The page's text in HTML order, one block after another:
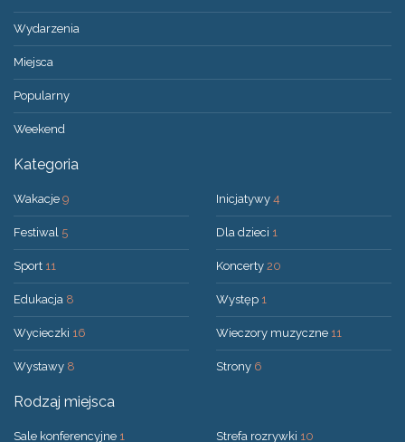
Wydarzenia
Miejsca
Popularny
Weekend
Kategoria
Wakacje 9
Festiwal 5
Sport 11
Edukacja 8
Wycieczki 16
Wystawy 8
Inicjatywy 4
Dla dzieci 1
Koncerty 20
Występ 1
Wieczory muzyczne 11
Strony 6
Rodzaj miejsca
Sale konferencyjne 1 Strefa rozrywki 10